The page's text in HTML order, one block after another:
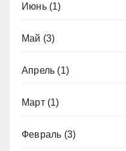
Июнь(1)
Май (3)
Апрель (1)
Март(1)
Февраль (3)